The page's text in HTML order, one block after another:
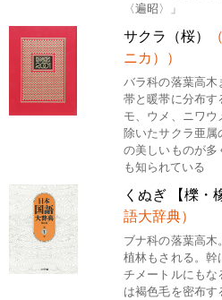
〈遍昭〉」
サクラ（桜）
ニカ））
バラ科の落葉高木
帯と暖帯に分布す
モ、ウメ、ニワウ
除いたサクラ亜属
の美しいものが多
も知られている
くぬぎ 【櫟・
語大辞典）
ブナ科の落葉高木
植林もされる。幹
チメートルにもな
は褐色毛を密布す